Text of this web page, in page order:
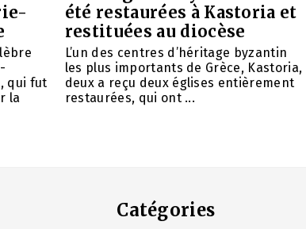
qui fut
la
été restaurées à Kastoria et
restituées au diocèse
L’un des centres d’héritage byzantin
les plus importants de Grèce, Kastoria,
deux a reçu deux églises entièrement
restaurées, qui ont ...
Catégories